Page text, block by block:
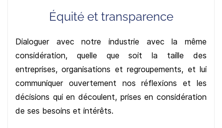
Équité et transparence
Dialoguer avec notre industrie avec la même
considération, quelle que soit la taille des
entreprises, organisations et regroupements, et lui
communiquer ouvertement nos réflexions et les
décisions qui en découlent, prises en considération
de ses besoins et intérêts.